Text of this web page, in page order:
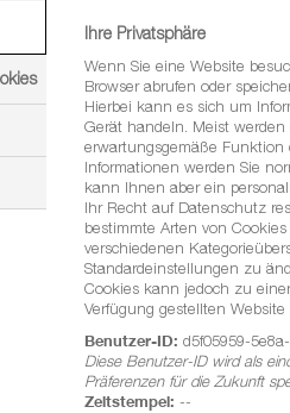
eine
Die von BASF
Ihre Privatsphäre
Wenn Sie eine Website
Browser abrufen oder
Hierbei kann es sich um
Gerät handeln. Meist
erwartungsgemäße Funktion
Informationen werden Sie
kann Ihnen aber ein
Ihr Recht auf Datenschutz
bestimmte Arten von
verschiedenen
Standardeinstellungen zu
Cookies kann jedoch zu
Verfügung gestellten
Benutzer-ID: d5f05959-
Diese Benutzer-ID wird als
Präferenzen für die Zukunft
Zeitstempel: --